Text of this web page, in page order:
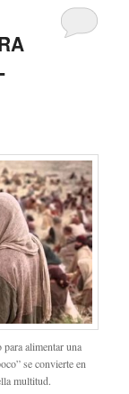
para alimentar una
se convierte en
multitud.